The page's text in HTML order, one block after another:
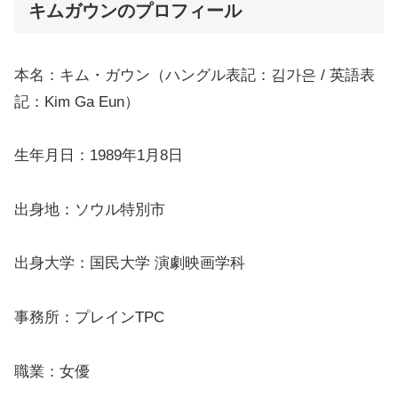
キムガウンのプロフィール
本名：キム・ガウン（ハングル表記：김가은 / 英語表
記：Kim Ga Eun）
生年月日：1989年1月8日
出身地：ソウル特別市
出身大学：国民大学 演劇映画学科
事務所：プレインTPC
職業：女優